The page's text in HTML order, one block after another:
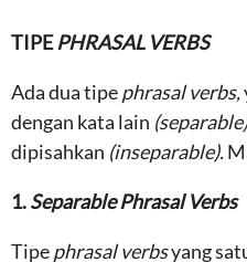
TIPEPHRASAL VERBS
Ada dua tipephrasal verbs,
dengan kata lain (separable)
dipisahkan (inseparable).
1.Separable Phrasal Verbs
Tipephrasal verbsyang